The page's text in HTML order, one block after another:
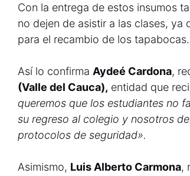
Con la entrega de estos insumos
no dejen de asistir a las clases,
para el recambio de los tapabocas.
Así lo confirma Aydeé Cardona,
(Valle del Cauca), entidad que
queremos que los estudiantes no
su regreso al colegio y nosotros
protocolos de seguridad».
Asimismo, Luis Alberto Carmona,